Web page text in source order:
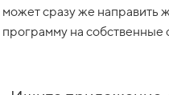
может сразу же направить
программу на собственные